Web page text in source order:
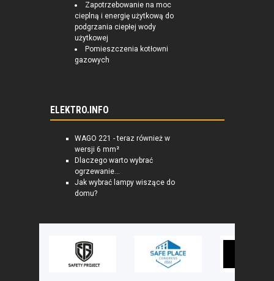
Zapotrzebowanie na moc
cieplną i energię użytkową do
podgrzania ciepłej wody
użytkowej
Pomieszczenia kotłowni
gazowych
ELEKTRO.INFO
WAGO 221 - teraz również w
wersji 6 mm²
Dlaczego warto wybrać
ogrzewanie...
Jak wybrać lampy wiszące do
domu?